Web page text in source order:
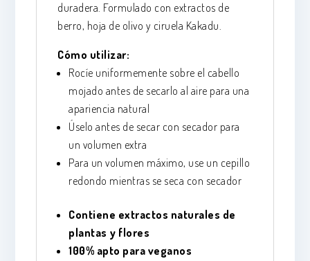
duradera. Formulado con extractos de
berro, hoja de olivo y ciruela Kakadu.
Cómo utilizar:
Rocíe uniformemente sobre el cabello
mojado antes de secarlo al aire para una
apariencia natural
Úselo antes de secar con secador para
un volumen extra
Para un volumen máximo, use un cepillo
redondo mientras se seca con secador
Contiene extractos naturales de
plantas y flores
100% apto para veganos